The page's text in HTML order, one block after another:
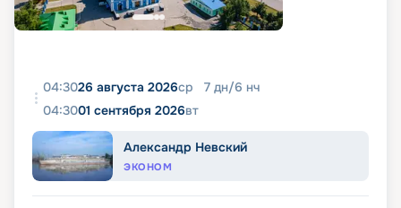
04:3026 августа 2026ср 7 дн/6 нч
04:3001 сентября 2026вт
Александр Невский
ЭКОНОМ